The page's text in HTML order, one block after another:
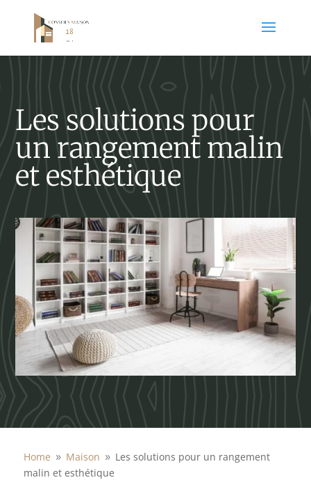
Les solutions pour
un rangement malin
et esthétique
Home 9 Maison 9 Les solutions pour un rangement
malin et esthétique